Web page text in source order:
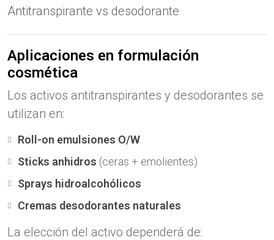
Antitranspirante vs desodorante
Aplicaciones en formulación
cosmética
Los activos antitranspirantes y desodorantes se
utilizan en:
Roll-on emulsiones O/W
Sticks anhidros (ceras + emolientes)
Sprays hidroalcohólicos
Cremas desodorantes naturales
La elección del activo dependerá de: